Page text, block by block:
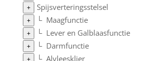
+ Spijsverteringsstelsel
+ └ Maagfunctie
+ └ Lever en Galblaasfunctie
+ └ Darmfunctie
+ └ Alvleesklier